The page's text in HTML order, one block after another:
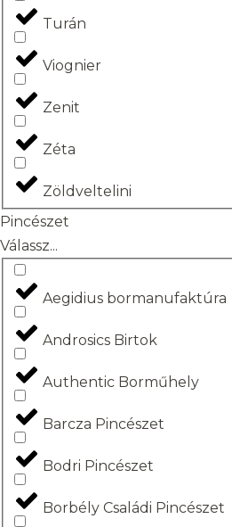
Turán
Viognier
Zenit
Zéta
Zöldveltelini
Pincészet
Válassz...
Aegidius bormanufaktúra
Androsics Birtok
Authentic Borműhely
Barcza Pincészet
Bodri Pincészet
Borbély Családi Pincészet